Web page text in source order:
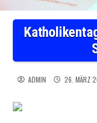
ADMIN 26. MÄRZ